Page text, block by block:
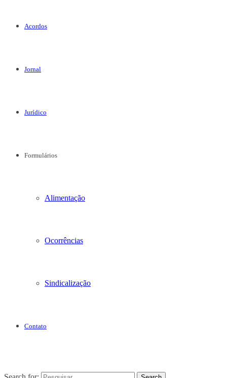
Acordos
Jornal
Jurídico
Formulários
Alimentação
Ocorrências
Sindicalização
Contato